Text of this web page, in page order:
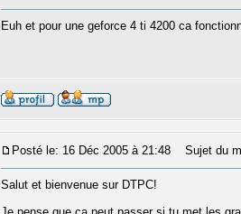
Euh et pour une geforce 4 ti 4200 ca
Posté le: 16 Déc 2005 à 21:48 Sujet du
Salut et bienvenue sur DTPC!